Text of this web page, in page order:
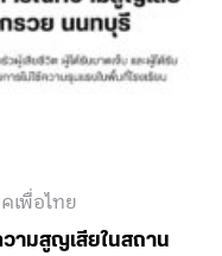
เพื่อไทย
ามสูญเสียในสถาน